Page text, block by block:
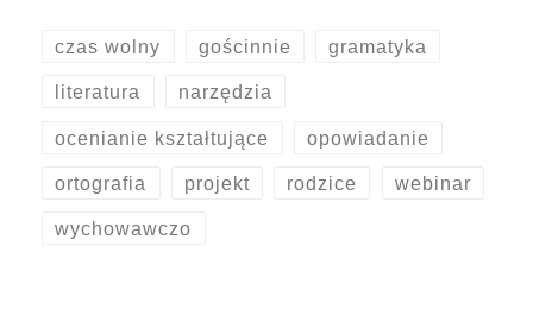
czas wolny gościnnie gramatyka
literatura narzędzia
ocenianie kształtujące opowiadanie
ortografia projekt rodzice webinar
wychowawczo